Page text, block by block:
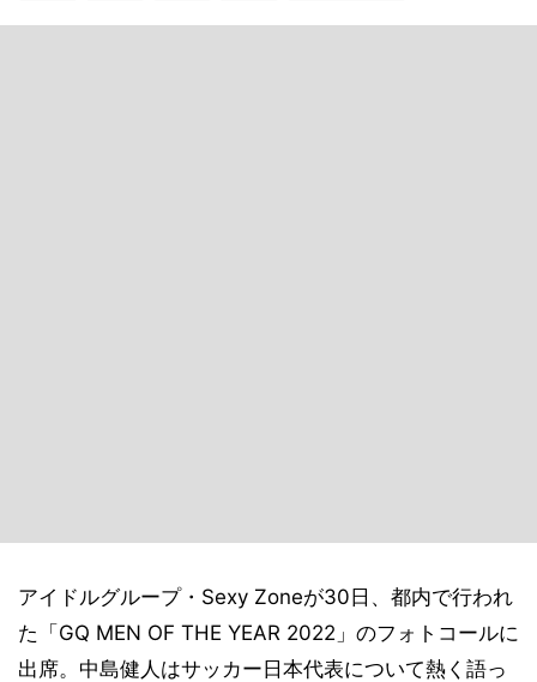
アイドルグループ・Sexy Zoneが30日、都内で行われ
た「GQ MEN OF THE YEAR 2022」のフォトコールに
出席。中島健人はサッカー日本代表について熱く語っ